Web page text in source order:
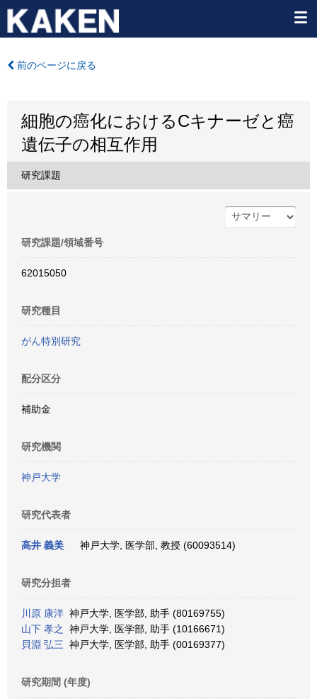
前のページに戻る
細胞の癌化におけるCキナーゼと癌
遺伝子の相互作用
研究課題
研究課題/領域番号
62015050
研究種目
がん特別研究
配分区分
補助金
研究機関
神戸大学
研究代表者
高井 義美 神戸大学, 医学部, 教授 (60093514)
研究分担者
川原 康洋 神戸大学, 医学部, 助手 (80169755)
山下 孝之
神戸大学, 医学部, 助手 (10166671)
貝淵 弘三 神戸大学, 医学部, 助手 (00169377)
研究期間 (年度)